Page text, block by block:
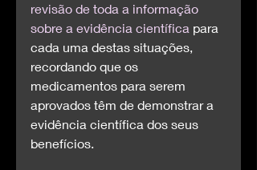
revisão de toda a informação
sobre a evidência científica para
cada uma destas situações,
recordando que os
medicamentos para serem
aprovados têm de demonstrar a
evidência científica dos seus
benefícios.